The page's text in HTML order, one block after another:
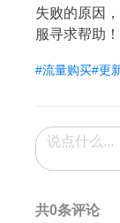
失败的原因
服寻求帮助！
#流量购买#更
共0条评论